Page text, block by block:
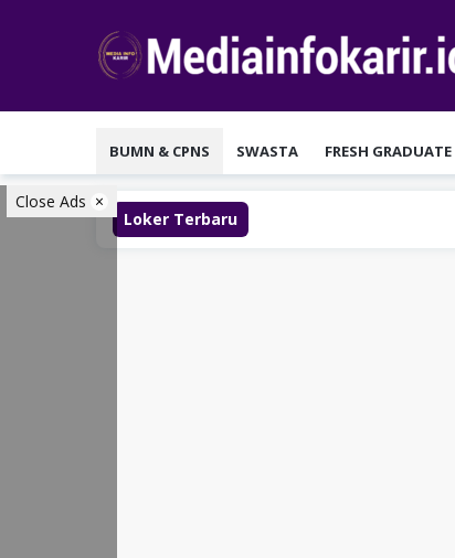
BUMN & CPNS SWASTA FRESH GRADUATE
Close Ads
Loker Terbaru